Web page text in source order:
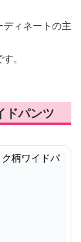
ィネートの主
。
ドパンツ